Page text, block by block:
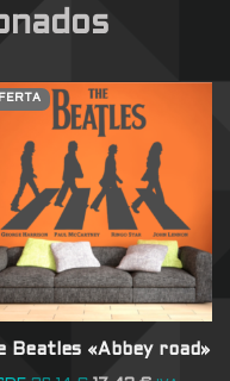
Beatles «Abbey road»